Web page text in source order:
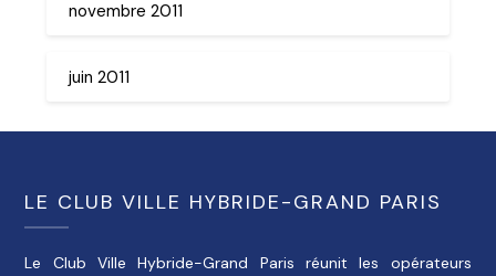
novembre 2011
juin 2011
LE CLUB VILLE HYBRIDE-GRAND PARIS
Le Club Ville Hybride-Grand Paris réunit les opérateurs